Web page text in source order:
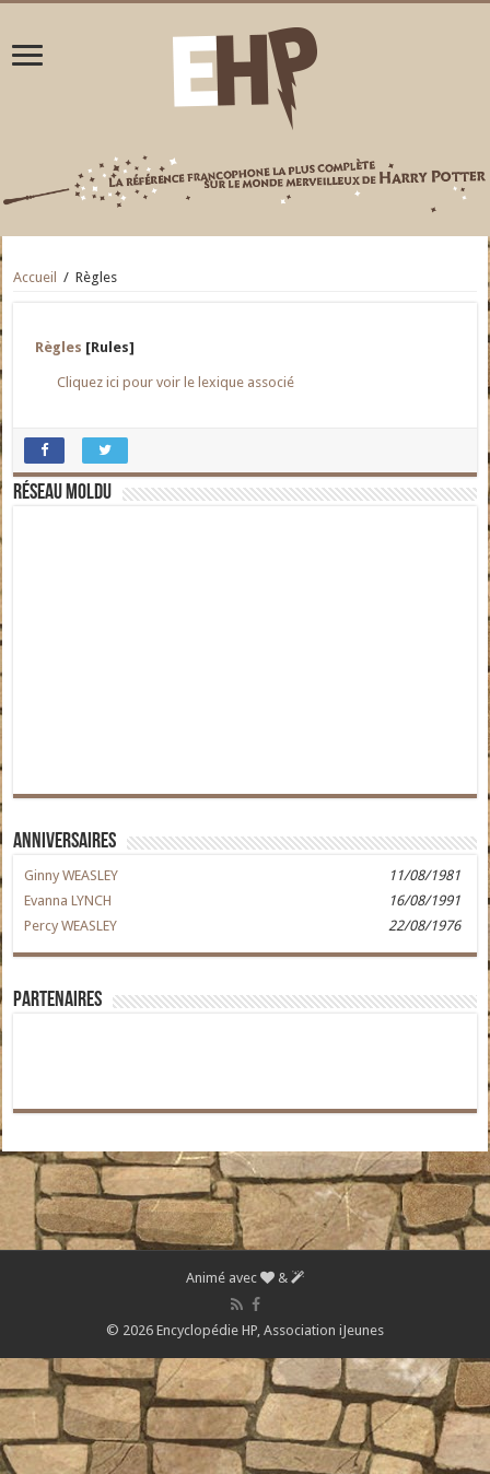
Accueil / Règles
Règles [Rules]
Cliquez ici pour voir le lexique associé
Réseau moldu
Anniversaires
Ginny WEASLEY
11/08/1981
Evanna LYNCH
16/08/1991
Percy WEASLEY
22/08/1976
Partenaires
Animé avec &
© 2026 Encyclopédie HP, Association iJeunes